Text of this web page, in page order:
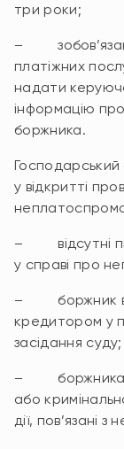
три роки;
–
платіжних
надати
інформацію
боржника.
Господарський
у відкритті
– відсутні
у справі про
– боржник
кредитором у
засідання суду;
– боржника
або
дії, пов’язані